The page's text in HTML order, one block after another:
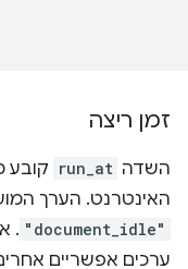
זמן ריצה
השדה run_at
האינטרנט. הערך
"document_idle"
.
ערכים אפשריים